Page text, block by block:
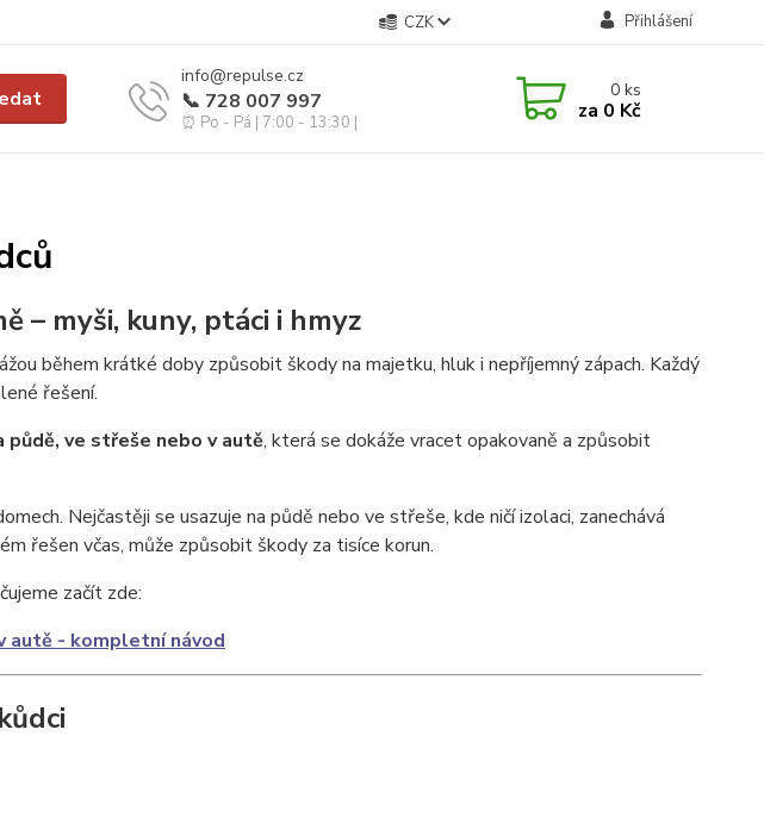
CZK Přihlášení
info@repulse.cz
📞 728 007 997
⏰ Po - Pá | 7:00 - 13:30 |
0ks
za 0 Kč
– myši, kuny, ptáci i hmyz
během krátké doby způsobit škody na majetku, hluk i nepříjemný zápach. Každý
řešení.
půdě, ve střeše nebo v autě, která se dokáže vracet opakovaně a způsobit
Nejčastěji se usazuje na půdě nebo ve střeše, kde ničí izolaci, zanechává
řešen včas, může způsobit škody za tisíce korun.
začít zde:
autě - kompletní návod